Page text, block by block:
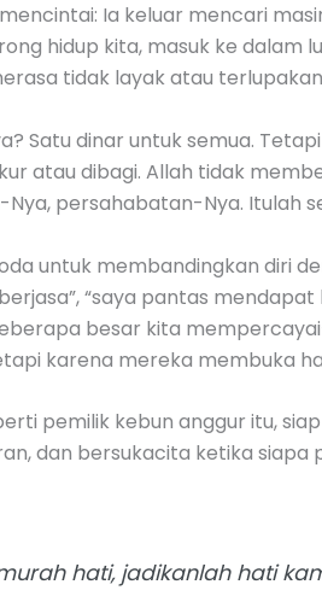
Ia keluar mencari
hidup kita, masuk ke dalam
tidak layak atau
Satu dinar untuk semua.
atau dibagi. Allah tidak
persahabatan-Nya. Itulah
untuk membandingkan diri
“saya pantas
besar kita
karena mereka membuka
pemilik kebun anggur itu,
dan bersukacita ketika
hati, jadikanlah hati